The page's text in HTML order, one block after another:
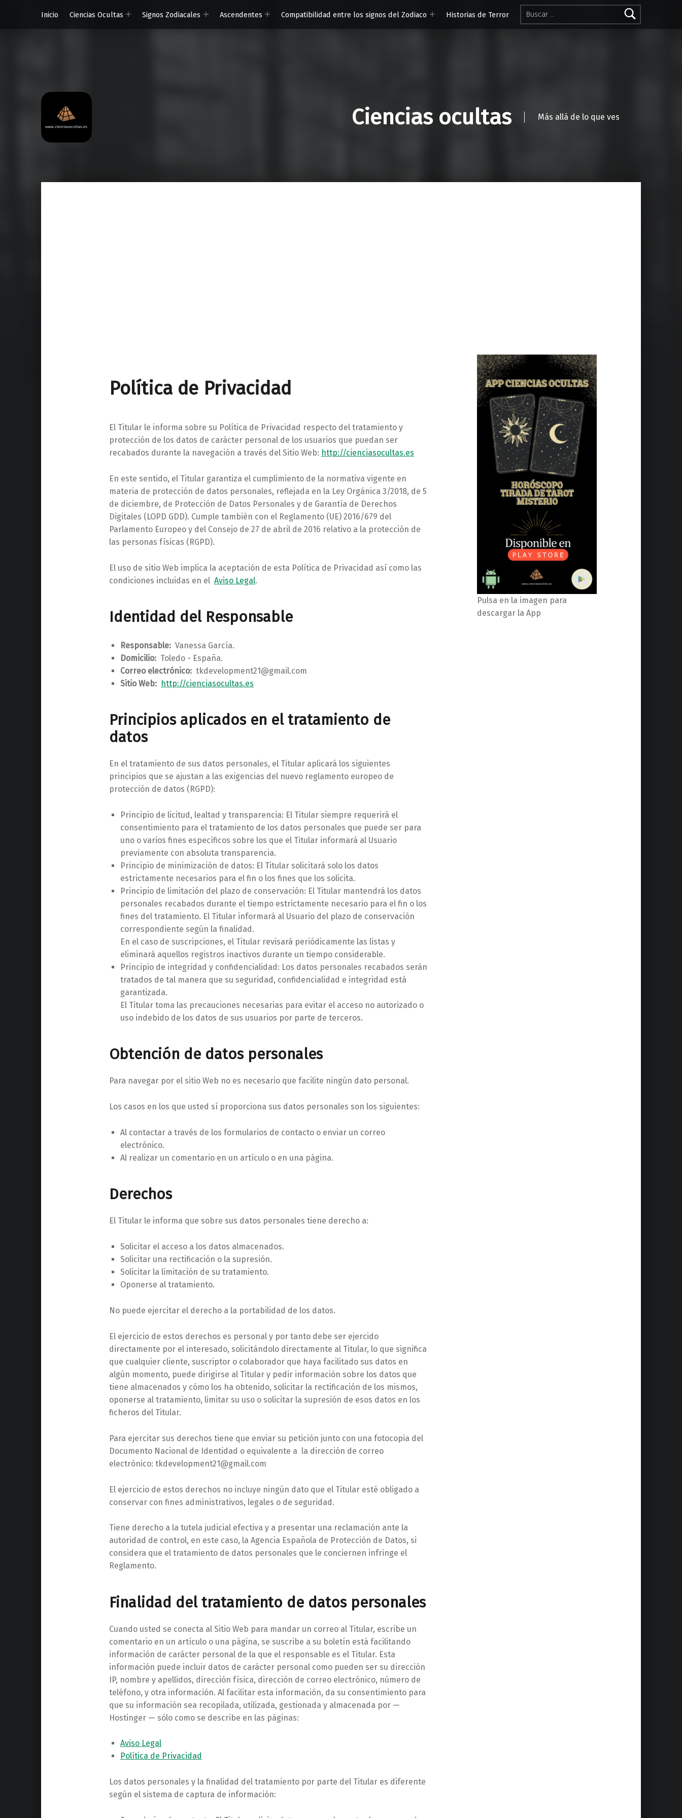
Buscar:
Inicio
Ciencias Ocultas Signos Zodiacales Ascendentes Compatibilidad entre los signos del Zodiaco Historias de Terror
Ciencias ocultas Más allá de lo que ves
Política de Privacidad
El Titular le informa sobre su Política de Privacidad respecto del tratamiento y
protección de los datos de carácter personal de los usuarios que puedan ser
recabados durante la navegación a través del Sitio Web: http://cienciasocultas.es
En este sentido, el Titular garantiza el cumplimiento de la normativa vigente en
materia de protección de datos personales, reflejada en la Ley Orgánica 3/2018, de 5
de diciembre, de Protección de Datos Personales y de Garantía de Derechos
Digitales (LOPD GDD). Cumple también con el Reglamento (UE) 2016/679 del
Parlamento Europeo y del Consejo de 27 de abril de 2016 relativo a la protección de
las personas físicas (RGPD).
El uso de sitio Web implica la aceptación de esta Política de Privacidad así como las
condiciones incluidas en el Aviso Legal.
Identidad del Responsable
Responsable:Vanessa García.
Domicilio:Toledo - España.
Correo electrónico:tkdevelopment21@gmail.com
Sitio Web: http://cienciasocultas.es
Principios aplicados en el tratamiento de
datos
En el tratamiento de sus datos personales, el Titular aplicará los siguientes
principios que se ajustan a las exigencias del nuevo reglamento europeo de
protección de datos (RGPD):
Principio de licitud, lealtad y transparencia: El Titular siempre requerirá el
consentimiento para el tratamiento de los datos personales que puede ser para
uno o varios fines específicos sobre los que el Titular informará al Usuario
previamente con absoluta transparencia.
Principio de minimización de datos: El Titular solicitará solo los datos
estrictamente necesarios para el fin o los fines que los solicita.
Principio de limitación del plazo de conservación: El Titular mantendrá los datos
personales recabados durante el tiempo estrictamente necesario para el fin o los
fines del tratamiento. El Titular informará al Usuario del plazo de conservación
correspondiente según la finalidad.
En el caso de suscripciones, el Titular revisará periódicamente las listas y
eliminará aquellos registros inactivos durante un tiempo considerable.
Principio de integridad y confidencialidad: Los datos personales recabados serán
tratados de tal manera que su seguridad, confidencialidad e integridad está
garantizada.
El Titular toma las precauciones necesarias para evitar el acceso no autorizado o
uso indebido de los datos de sus usuarios por parte de terceros.
Obtención de datos personales
Para navegar por el sitio Web no es necesario que facilite ningún dato personal.
Los casos en los que usted sí proporciona sus datos personales son los siguientes:
Al contactar a través de los formularios de contacto o enviar un correo
electrónico.
Al realizar un comentario en un artículo o en una página.
Derechos
El Titular le informa que sobre sus datos personales tiene derecho a:
Solicitar el acceso a los datos almacenados.
Solicitar una rectificación o la supresión.
Solicitar la limitación de su tratamiento.
Oponerse al tratamiento.
No puede ejercitar el derecho a la portabilidad de los datos.
El ejercicio de estos derechos es personal y por tanto debe ser ejercido
directamente por el interesado, solicitándolo directamente al Titular, lo que significa
que cualquier cliente, suscriptor o colaborador que haya facilitado sus datos en
algún momento, puede dirigirse al Titular y pedir información sobre los datos que
tiene almacenados y cómo los ha obtenido, solicitar la rectificación de los mismos,
oponerse al tratamiento, limitar su uso o solicitar la supresión de esos datos en los
ficheros del Titular.
Para ejercitar sus derechos tiene que enviar su petición junto con una fotocopia del
Documento Nacional de Identidad o equivalente a la dirección de correo
electrónico: tkdevelopment21@gmail.com
El ejercicio de estos derechos no incluye ningún dato que el Titular esté obligado a
conservar con fines administrativos, legales o de seguridad.
Tiene derecho a la tutela judicial efectiva y a presentar una reclamación ante la
autoridad de control, en este caso, la Agencia Española de Protección de Datos, si
considera que el tratamiento de datos personales que le conciernen infringe el
Reglamento.
Finalidad del tratamiento de datos personales
Cuando usted se conecta al Sitio Web para mandar un correo al Titular, escribe un
comentario en un artículo o una página, se suscribe a su boletín está facilitando
información de carácter personal de la que el responsable es el Titular. Esta
información puede incluir datos de carácter personal como pueden ser su dirección
IP, nombre y apellidos, dirección física, dirección de correo electrónico, número de
teléfono, y otra información. Al facilitar esta información, da su consentimiento para
que su información sea recopilada, utilizada, gestionada y almacenada por —
Hostinger — sólo como se describe en las páginas:
Aviso Legal
Política de Privacidad
Los datos personales y la finalidad del tratamiento por parte del Titular es diferente
según el sistema de captura de información:
Pulsa en la imagen para
descargar la App